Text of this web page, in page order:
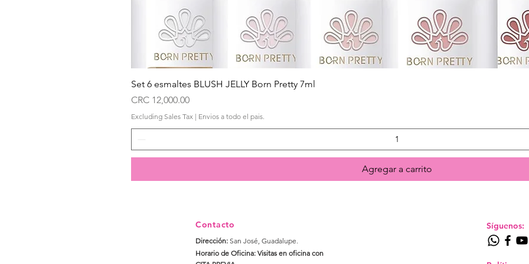
Set 6 esmaltes BLUSH JELLY Born Pretty 7ml
Price
CRC 12,000.00
Excluding Sales Tax | Envios a todo el pais.
Agregar a carrito
Contacto
Dirección: San José, Guadalupe.​
Horario de Oficina: Visitas en oficina con
Síguenos: